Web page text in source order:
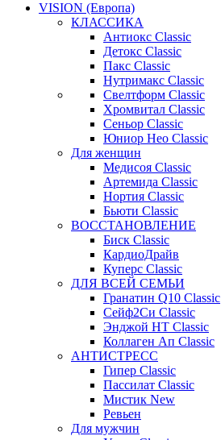
VISION (Европа)
КЛАССИКА
Антиокс Classic
Детокс Classic
Пакс Classic
Нутримакс Classic
Свелтформ Classic
Хромвитал Classic
Сеньор Classic
Юниор Нео Classic
Для женщин
Медисоя Classic
Артемида Classic
Нортия Classic
Бьюти Classic
ВОССТАНОВЛЕНИЕ
Биск Classic
КардиоДрайв
Куперс Classic
ДЛЯ ВСЕЙ СЕМЬИ
Гранатин Q10 Classic
Сейф2Си Classic
Энджой НТ Classic
Коллаген Ап Classic
АНТИСТРЕСС
Гипер Classic
Пассилат Classic
Мистик New
Ревьен
Для мужчин